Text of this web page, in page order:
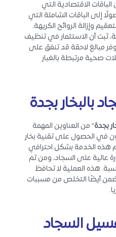
الاقتصادية التي
إلى الباقات الشاملة التي
وإزالة الروائح الكريهة.
ثبت أن الاستثمار في تنظيف
مبالغ لاحقة قد تنفق على
صحية مرتبطة بالغبار
بالبخار بجدة
بجدة” من العناوين المهمة
في الحصول على تقنية بخار
هذه الخدمة بشكل احترافي
عالية على السجاد، ومن ثم
هذه العملية لا تحافظ
أيضًا التخلص من مسببات
السجاد